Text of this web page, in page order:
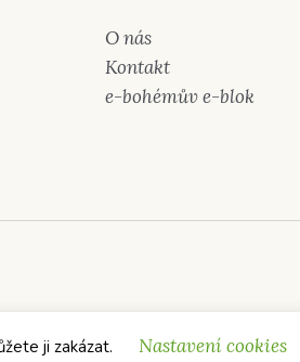
O nás
Kontakt
e-bohémův e-blok
ji zakázat. Nastavení cookies